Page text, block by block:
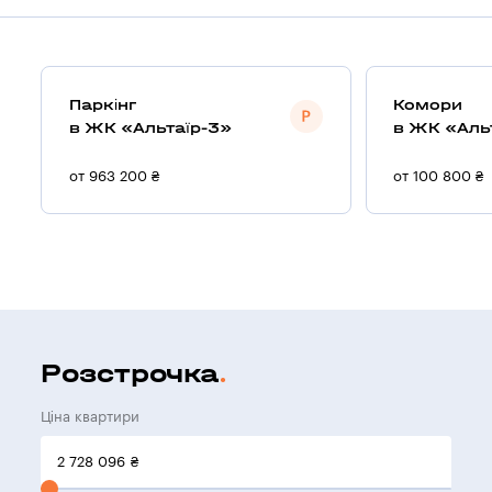
Паркінг
в ЖК «Альтаїр-3»
от 963 200 ₴
Комори
в ЖК
от 100 800 ₴
Розстрочка
Ціна квартири
2 728 096 ₴